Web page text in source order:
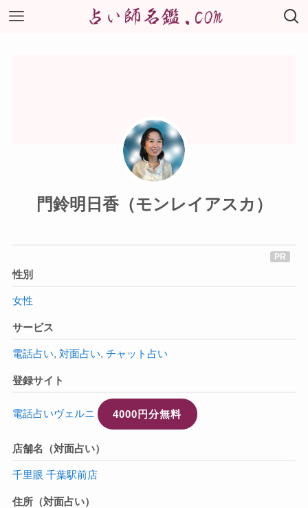
門鈴明日香（モンレイアスカ）
性別
女性
サービス
電話占い, 対面占い, チャット占い
登録サイト
電話占いヴェルニ 4000円分無料
店舗名（対面占い）
千里眼 千葉駅前店
住所（対面占い）